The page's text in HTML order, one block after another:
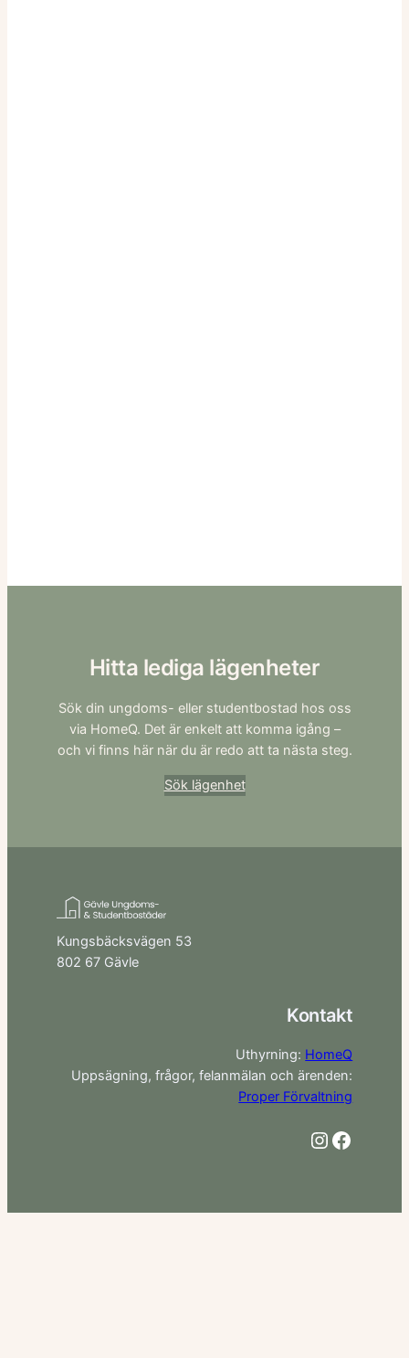
Hitta lediga lägenheter
Sök din ungdoms- eller studentbostad hos oss
via HomeQ. Det är enkelt att komma igång –
och vi finns här när du är redo att ta nästa steg.
Sök lägenhet
Kungsbäcksvägen 53
802 67 Gävle
Kontakt
Uthyrning: HomeQ
Uppsägning, frågor, felanmälan och ärenden:
Proper Förvaltning